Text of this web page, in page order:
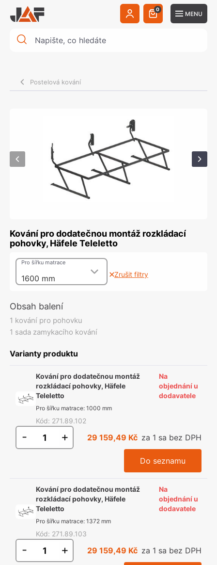
0
MENU
Postelová kování
Kování pro dodatečnou montáž rozkládací
pohovky, Häfele Teleletto
1600 mm
Pro šířku matrace
Zrušit filtry
Obsah balení
1 kování pro pohovku
1 sada zamykacího kování
Varianty produktu
Kování pro dodatečnou montáž
rozkládací pohovky, Häfele
Teleletto
Pro šířku matrace: 1000 mm
Kód: 271.89.102
Na
objednání u
dodavatele
- + 29 159,49 Kč za 1 sa bez DPH
Do seznamu
Kování pro dodatečnou montáž
rozkládací pohovky, Häfele
Teleletto
Pro šířku matrace: 1372 mm
Kód: 271.89.103
Na
objednání u
dodavatele
- + 29 159,49 Kč za 1 sa bez DPH